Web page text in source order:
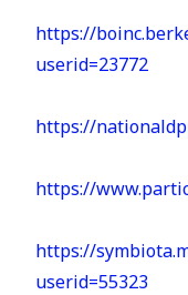
https://
userid=23772
https://
https://
https://
userid=55323